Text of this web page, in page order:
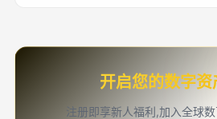
开启您的数字资
注册即享新人福利,加入全球